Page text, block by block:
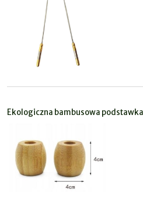
Ekologiczna bambusowa